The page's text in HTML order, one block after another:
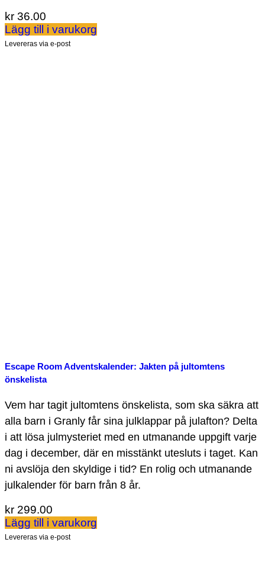
kr 36.00
Lägg till i varukorg
Levereras via e-post
Escape Room Adventskalender: Jakten på jultomtens
önskelista
Vem har tagit jultomtens önskelista, som ska säkra att
alla barn i Granly får sina julklappar på julafton? Delta
i att lösa julmysteriet med en utmanande uppgift varje
dag i december, där en misstänkt utesluts i taget. Kan
ni avslöja den skyldige i tid? En rolig och utmanande
julkalender för barn från 8 år.
kr 299.00
Lägg till i varukorg
Levereras via e-post